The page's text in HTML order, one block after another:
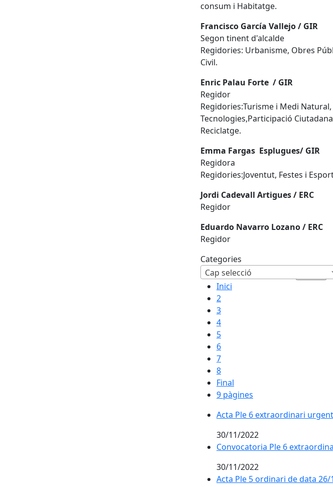
consum i Habitatge.
Francisco García Vallejo / GIR
Segon tinent d'alcalde
Regidories: Urbanisme, Obres
Civil.
Enric Palau Forte / GIR
Regidor
Regidories:Turisme i Medi
Tecnologies,Participació
Reciclatge.
Emma Fargas Esplugues/ GIR
Regidora
Regidories:Joventut, Festes i
Jordi Cadevall Artigues / ERC
Regidor
Eduardo Navarro Lozano / ERC
Regidor
Categories
Cap selecció
Inici
2
3
4
5
6
7
8
Final
9 pàgines
Acta Ple 6 extraordinari
30/11/2022
Convocatoria Ple 6
30/11/2022
Acta Ple 5 ordinari de data 26/